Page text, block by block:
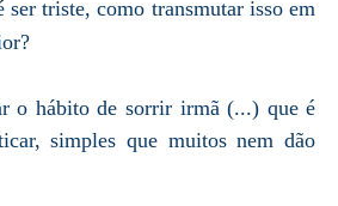
ser triste, como transmutar isso em
o hábito de sorrir irmã (...) que é
simples que muitos nem dão